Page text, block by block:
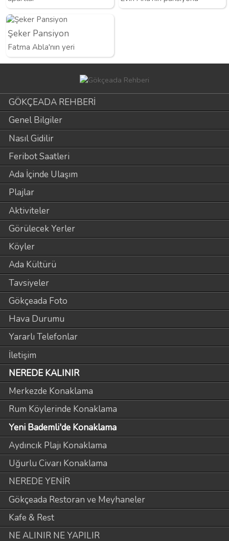
Şeker Pansiyon
Fatma Abla'nın yeri
GÖKÇEADA REHBERİ
Genel Bilgiler
Nasıl Gidilir
Feribot Saatleri
Ada İçinde Ulaşım
Plajlar
Aktiviteler
Görülecek Yerler
Köyler
Ada Kültürü
Tavsiyeler
Gökçeada Foto
Hava Durumu
Yararlı Telefonlar
İletişim
NEREDE KALINIR
Merkezde Konaklama
Rum Köylerinde Konaklama
Yeni Bademli'de Konaklama
Aydıncık Plajı Konaklama
Uğurlu Civarı Konaklama
NEREDE YENİR
Gökçeada Restoran ve Meyhaneler
Kafe & Rest
NE ALINIR NE YAPILIR